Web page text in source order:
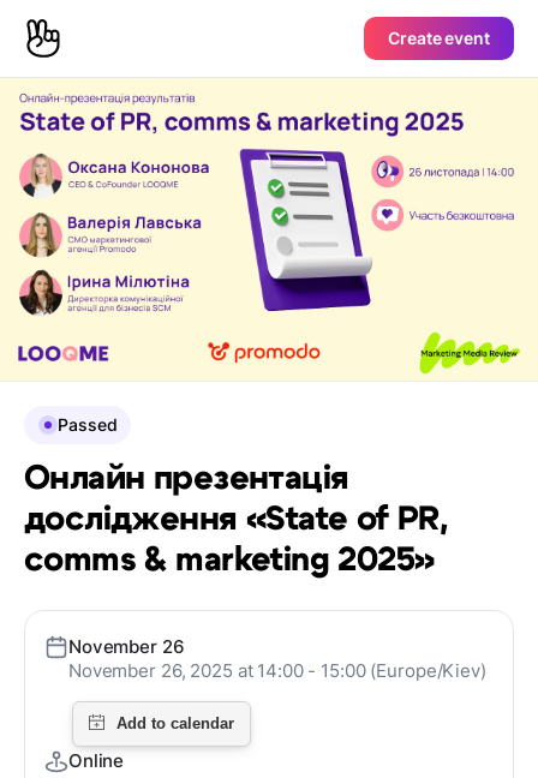
Create event
Passed
Онлайн презентація
дослідження «State of PR,
comms & marketing 2025»
November 26
November 26, 2025 at 14:00 - 15:00 (Europe/Kiev)
Online